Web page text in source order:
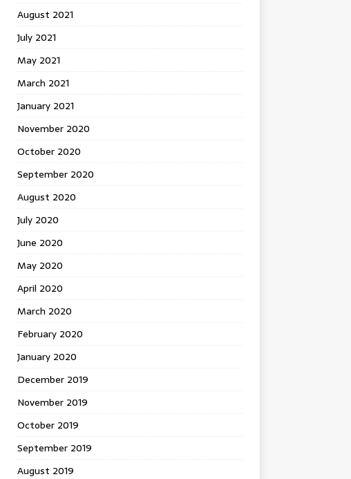
August 2021
July 2021
May 2021
March 2021
January 2021
November 2020
October 2020
September 2020
August 2020
July 2020
June 2020
May 2020
April 2020
March 2020
February 2020
January 2020
December 2019
November 2019
October 2019
September 2019
August 2019